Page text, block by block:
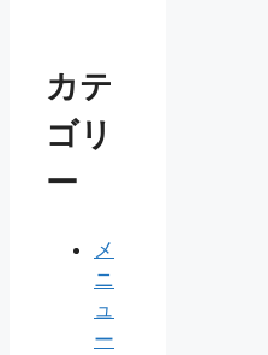
カテ
ゴリ
ー
メ
ニ
ュ
ー